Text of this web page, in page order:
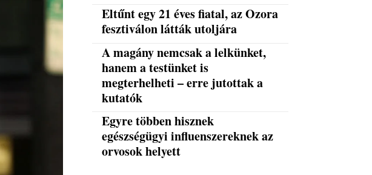
Eltűnt egy 21 éves fiatal, az Ozora
fesztiválon látták utoljára
A magány nemcsak a lelkünket,
hanem a testünket is
megterhelheti – erre jutottak a
kutatók
Egyre többen hisznek
egészségügyi influenszereknek az
orvosok helyett